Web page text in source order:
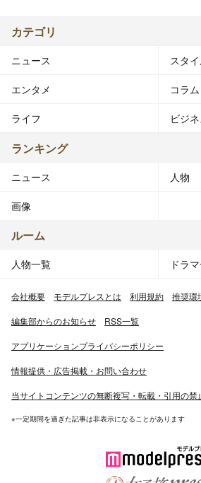
カテゴリ
ニュース スタ
エンタメ コラム
ライフ ビジ
ランキング
ニュース 人物
画像
ルーム
人物一覧 ドラ
会社概要 モデルプレスとは 利用規約 推奨環
編集部からのお知らせ RSS一覧
アプリケーションプライバシーポリシー
情報提供・広告掲載・お問い合わせ
当サイトコンテンツの無断複写・転載・引用の禁
※一定期間を過ぎた記事は非表示になることがあります